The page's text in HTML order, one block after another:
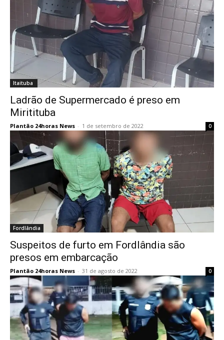
Itaituba
Ladrão de Supermercado é preso em
Miritituba
Plantão 24horas News - 1 de setembro de 2022 0
Fordlândia
Suspeitos de furto em Fordlândia são
presos em embarcação
Plantão 24horas News - 31 de agosto de 2022 0